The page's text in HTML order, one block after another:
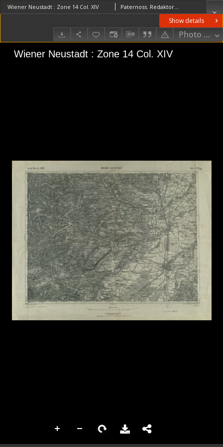
Show details
Photo
Wiener Neustadt : Zone 14 Col. XIV Paternoss. RedaktorFischer (18..-19..). RedaktorKaiserlich-Königliches Militär-Geographisches Institut (Wiedeń). Wydawca